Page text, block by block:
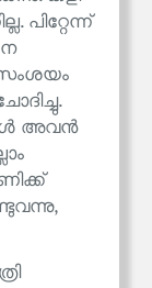
പിറ്റേന്ന്
അവൻ